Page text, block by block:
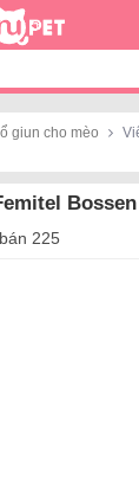
giun cho mèo
225